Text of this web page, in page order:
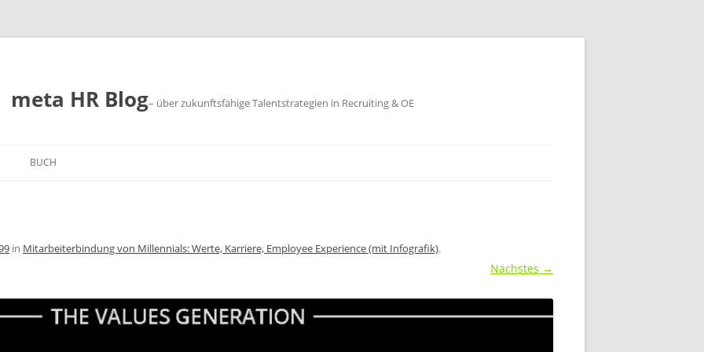
meta HR Blog– über zukunftsfähige Talentstrategien in Recruiting & OE
BUCH
in Mitarbeiterbindung von Millennials: Werte, Karriere, Employee Experience (mit Infografik).
Nächstes →